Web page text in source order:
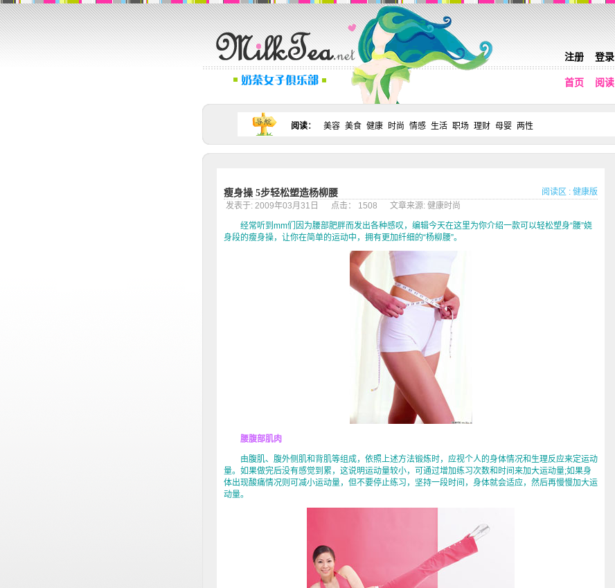
注册 登录
首页 阅读
阅读： 美容 美食 健康 时尚 情感 生活 职场 理财 母婴 两性
瘦身操 5步轻松塑造杨柳腰 阅读区 : 健康版
发表于: 2009年03月31日 点击： 1508 文章来源: 健康时尚
经常听到mm们因为腰部肥胖而发出各种感叹，编辑今天在这里为你介绍一款可以轻松塑身“腰”娆
身段的瘦身操，让你在简单的运动中，拥有更加纤细的“杨柳腰”。
腰腹部肌肉
由腹肌、腹外侧肌和背肌等组成，依照上述方法锻炼时，应视个人的身体情况和生理反应来定运动
量。如果做完后没有感觉到累，这说明运动量较小，可通过增加练习次数和时间来加大运动量;如果身
体出现酸痛情况则可减小运动量，但不要停止练习，坚持一段时间，身体就会适应，然后再慢慢加大运
动量。